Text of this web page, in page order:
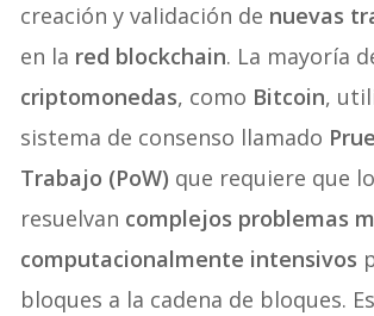
creación y validación de nuevas
en la red blockchain. La mayoría
criptomonedas, como Bitcoin,
sistema de consenso llamado
Trabajo (PoW) que requiere que
resuelvan complejos problemas
computacionalmente intensivos
bloques a la cadena de bloques.